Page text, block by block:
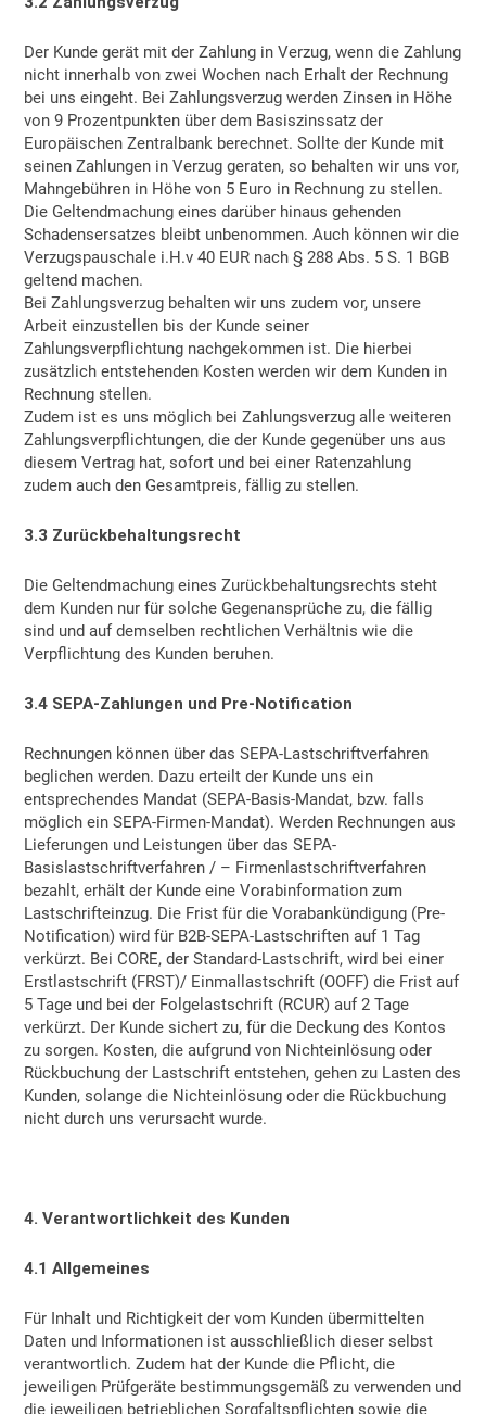
Der Kunde gerät mit der Zahlung in Verzug, wenn die Zahlung
nicht innerhalb von zwei Wochen nach Erhalt der Rechnung
bei uns eingeht. Bei Zahlungsverzug werden Zinsen in Höhe
von 9 Prozentpunkten über dem Basiszinssatz der
Europäischen Zentralbank berechnet. Sollte der Kunde mit
seinen Zahlungen in Verzug geraten, so behalten wir uns vor,
Mahngebühren in Höhe von 5 Euro in Rechnung zu stellen.
Die Geltendmachung eines darüber hinaus gehenden
Schadensersatzes bleibt unbenommen. Auch können wir die
Verzugspauschale i.H.v 40 EUR nach § 288 Abs. 5 S. 1 BGB
geltend machen.
Bei Zahlungsverzug behalten wir uns zudem vor, unsere
Arbeit einzustellen bis der Kunde seiner
Zahlungsverpflichtung nachgekommen ist. Die hierbei
zusätzlich entstehenden Kosten werden wir dem Kunden in
Rechnung stellen.
Zudem ist es uns möglich bei Zahlungsverzug alle weiteren
Zahlungsverpflichtungen, die der Kunde gegenüber uns aus
diesem Vertrag hat, sofort und bei einer Ratenzahlung
zudem auch den Gesamtpreis, fällig zu stellen.
3.3 Zurückbehaltungsrecht
Die Geltendmachung eines Zurückbehaltungsrechts steht
dem Kunden nur für solche Gegenansprüche zu, die fällig
sind und auf demselben rechtlichen Verhältnis wie die
Verpflichtung des Kunden beruhen.
3.4 SEPA-Zahlungen und Pre-Notification
Rechnungen können über das SEPA-Lastschriftverfahren
beglichen werden. Dazu erteilt der Kunde uns ein
entsprechendes Mandat (SEPA-Basis-Mandat, bzw. falls
möglich ein SEPA-Firmen-Mandat). Werden Rechnungen aus
Lieferungen und Leistungen über das SEPA-
Basislastschriftverfahren / – Firmenlastschriftverfahren
bezahlt, erhält der Kunde eine Vorabinformation zum
Lastschrifteinzug. Die Frist für die Vorabankündigung (Pre-
Notification) wird für B2B-SEPA-Lastschriften auf 1 Tag
verkürzt. Bei CORE, der Standard-Lastschrift, wird bei einer
Erstlastschrift (FRST)/ Einmallastschrift (OOFF) die Frist auf
5 Tage und bei der Folgelastschrift (RCUR) auf 2 Tage
verkürzt. Der Kunde sichert zu, für die Deckung des Kontos
zu sorgen. Kosten, die aufgrund von Nichteinlösung oder
Rückbuchung der Lastschrift entstehen, gehen zu Lasten des
Kunden, solange die Nichteinlösung oder die Rückbuchung
nicht durch uns verursacht wurde.
4. Verantwortlichkeit des Kunden
4.1 Allgemeines
Für Inhalt und Richtigkeit der vom Kunden übermittelten
Daten und Informationen ist ausschließlich dieser selbst
verantwortlich. Zudem hat der Kunde die Pflicht, die
jeweiligen Prüfgeräte bestimmungsgemäß zu verwenden und
die jeweiligen betrieblichen Sorgfaltspflichten sowie die